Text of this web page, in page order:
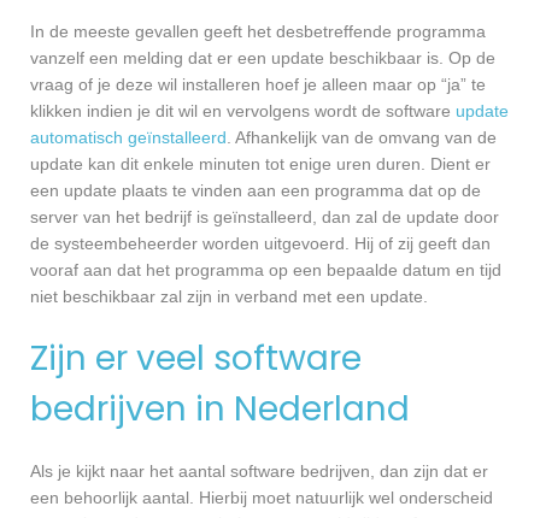
In de meeste gevallen geeft het desbetreffende programma
vanzelf een melding dat er een update beschikbaar is. Op de
vraag of je deze wil installeren hoef je alleen maar op “ja” te
klikken indien je dit wil en vervolgens wordt de software update
automatisch geïnstalleerd. Afhankelijk van de omvang van de
update kan dit enkele minuten tot enige uren duren. Dient er
een update plaats te vinden aan een programma dat op de
server van het bedrijf is geïnstalleerd, dan zal de update door
de systeembeheerder worden uitgevoerd. Hij of zij geeft dan
vooraf aan dat het programma op een bepaalde datum en tijd
niet beschikbaar zal zijn in verband met een update.
Zijn er veel software
bedrijven in Nederland
Als je kijkt naar het aantal software bedrijven, dan zijn dat er
een behoorlijk aantal. Hierbij moet natuurlijk wel onderscheid